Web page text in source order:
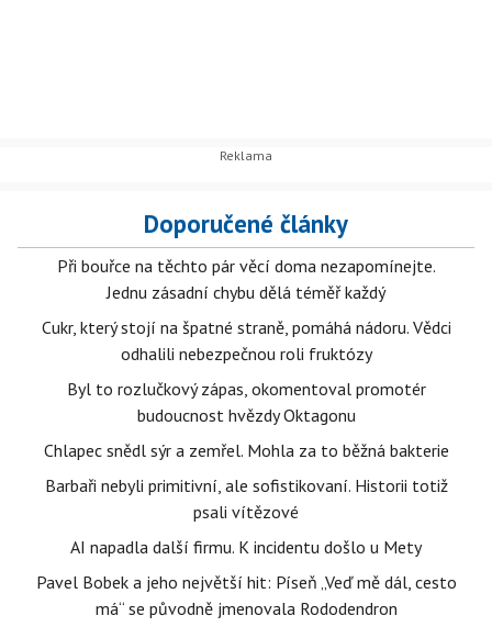
Doporučené články
Při bouřce na těchto pár věcí doma nezapomínejte.
Jednu zásadní chybu dělá téměř každý
Cukr, který stojí na špatné straně, pomáhá nádoru. Vědci
odhalili nebezpečnou roli fruktózy
Byl to rozlučkový zápas, okomentoval promotér
budoucnost hvězdy Oktagonu
Chlapec snědl sýr a zemřel. Mohla za to běžná bakterie
Barbaři nebyli primitivní, ale sofistikovaní. Historii totiž
psali vítězové
AI napadla další firmu. K incidentu došlo u Mety
Pavel Bobek a jeho největší hit: Píseň „Veď mě dál, cesto
má“ se původně jmenovala Rododendron